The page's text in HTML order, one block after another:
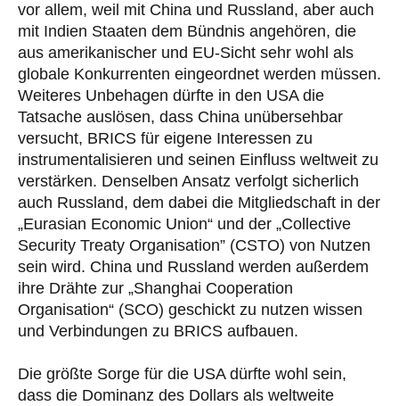
vor allem, weil mit China und Russland, aber auch
mit Indien Staaten dem Bündnis angehören, die
aus amerikanischer und EU-Sicht sehr wohl als
globale Konkurrenten eingeordnet werden müssen.
Weiteres Unbehagen dürfte in den USA die
Tatsache auslösen, dass China unübersehbar
versucht, BRICS für eigene Interessen zu
instrumentalisieren und seinen Einfluss weltweit zu
verstärken. Denselben Ansatz verfolgt sicherlich
auch Russland, dem dabei die Mitgliedschaft in der
„Eurasian Economic Union“ und der „Collective
Security Treaty Organisation” (CSTO) von Nutzen
sein wird. China und Russland werden außerdem
ihre Drähte zur „Shanghai Cooperation
Organisation“ (SCO) geschickt zu nutzen wissen
und Verbindungen zu BRICS aufbauen.
Die größte Sorge für die USA dürfte wohl sein,
dass die Dominanz des Dollars als weltweite